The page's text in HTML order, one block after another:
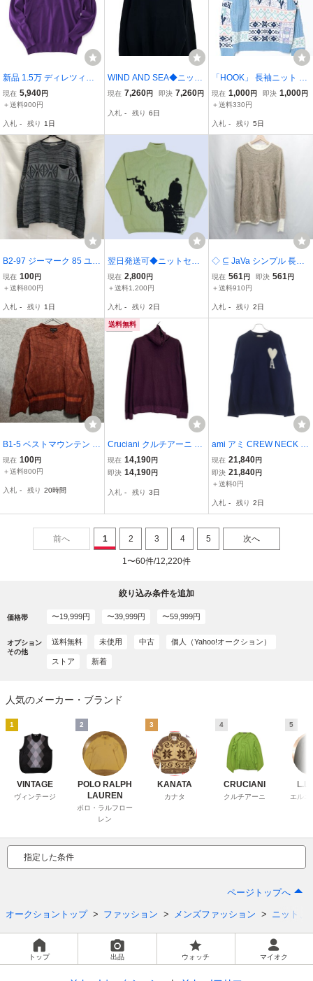
新品 1.5万 ディレツィオ
ーネ 25AW ウール混 ター
トルネック ニット LL 紫
Direzione 洗える ハイゲ
ージ セーター
現在 5,940円
＋送料900円
入札 - 残り 1日
WIND AND SEA◆ニッ
ト・セーター(厚手)/XL/コ
ESSC-24-C2-KN-01
現在 7,260円 即決 7,260円
入札 - 残り 6日
「HOOK」 長袖ニット X-
LARGE ブルー メンズ
現在 1,000円 即決 1,000円
＋送料330円
入札 - 残り 5日
B2-97 ジーマーク 85 ユー
ロ古着 イタリア製 ウール
混 長袖 ニット セーター
現在 100円
＋送料800円
入札 - 残り 1日
翌日発送可◆ニットセー
ター◆タートルネック◆
セージグリーン◆ＸＬサ
オーバー◆銃撃◆
現在 2,800円
＋送料1,200円
入札 - 残り 2日
◇ ⊆ JaVa シンプル 長袖
ニットセーター サイズXL
ベージュ系 メンズレディ
現在 561円 即決 561円
＋送料910円
入札 - 残り 2日
B1-5 ベストマウンテン X
L アメリカ古着 ウール混
長袖 ニット ブラウン Bes
現在 100円
＋送料800円
入札 - 残り 20時間
送料無料
Cruciani クルチアーニ JU
4202 パープル ウール 編
地切り替え タートルネッ
現在 14,190円
即決 14,190円
入札 - 残り 3日
ami アミ CREW NECK S
WEATER ロゴデザイン ク
ルーネック ニットセータ
ー ネイビー UKS002.018
現在 21,840円
即決 21,840円
＋送料0円
入札 - 残り 2日
前へ 1 2 3 4 5 次へ
1〜60件/12,220件
絞り込み条件を追加
価格帯 〜19,999円 〜39,999円 〜59,999円
オプション
その他
送料無料 未使用 中古 個人（Yahoo!オークション）
ストア 新着
人気のメーカー・ブランド
1
VINTAGE
ヴィンテージ
2
POLO RALPH
LAUREN
ポロ・ラルフロー
レン
3
KANATA
カナタ
4
CRUCIANI
クルチアーニ
5
エルエ
指定した条件
ページトップへ
オークショントップ ファッション メンズファッション ニット、
トップ 出品 ウォッチ マイオク